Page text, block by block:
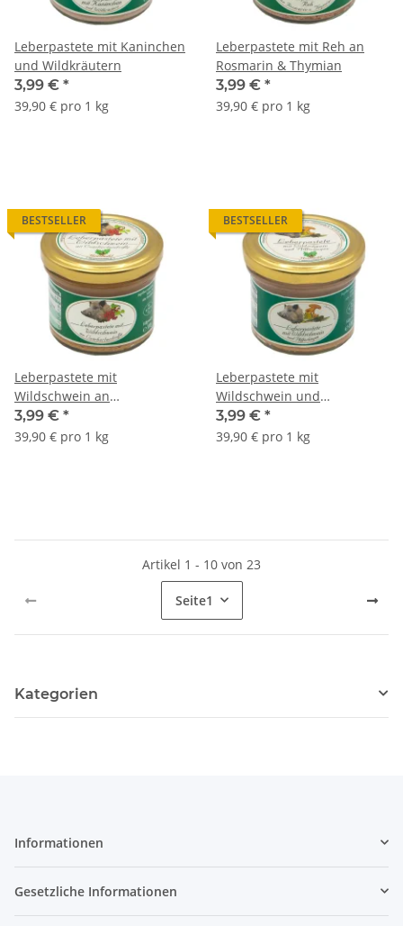
Leberpastete mit Kaninchen
und Wildkräutern
3,99 € *
39,90 € pro 1 kg
Leberpastete mit Reh an
Rosmarin & Thymian
3,99 € *
39,90 € pro 1 kg
BESTSELLER
Leberpastete mit
Wildschwein an
Cumberlandsoße
3,99 € *
39,90 € pro 1 kg
BESTSELLER
Leberpastete mit
Wildschwein und
Pfifferlingen
3,99 € *
39,90 € pro 1 kg
Artikel 1 - 10 von 23
Seite1
Kategorien
Informationen
Gesetzliche Informationen